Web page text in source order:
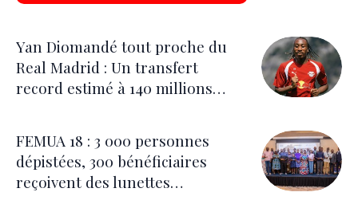
Yan Diomandé tout proche du
Real Madrid : Un transfert
record estimé à 140 millions
FEMUA 18 : 3 000 personnes
dépistées, 300 bénéficiaires
reçoivent des lunettes